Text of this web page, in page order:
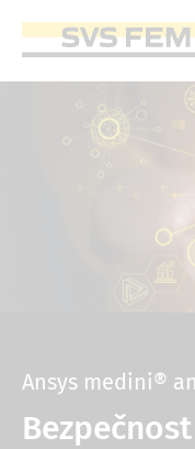
hlavnímu
Ansys medini®